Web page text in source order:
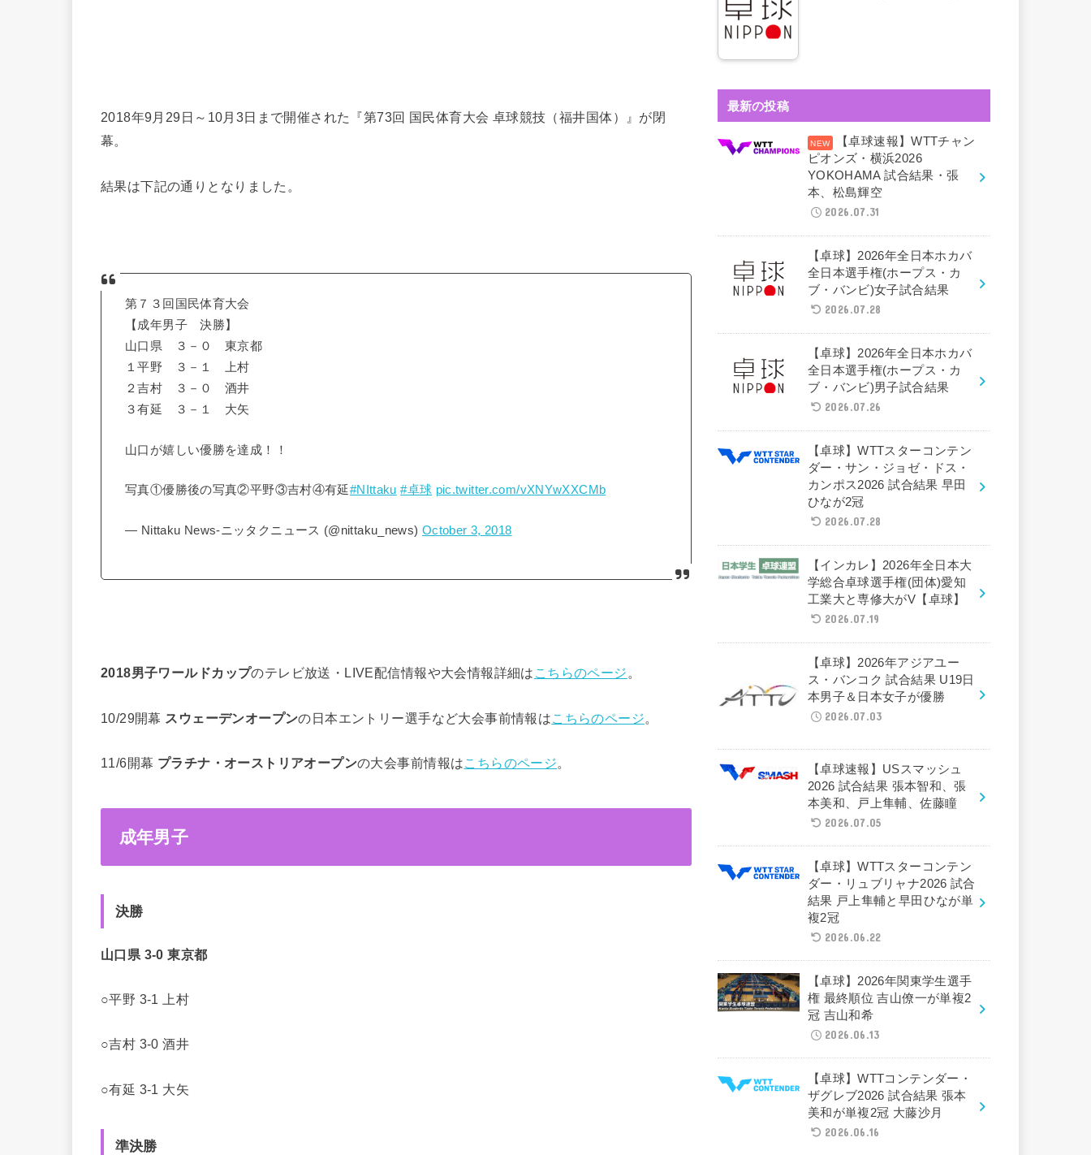
2018年9月29日～10月3日まで開催された『第73回 国民体育大会 卓球競技（福井国体）』が閉
幕。
結果は下記の通りとなりました。
第７３回国民体育大会
【成年男子 決勝】
山口県 ３－０ 東京都
１平野 ３－１ 上村
２吉村 ３－０ 酒井
３有延 ３－１ 大矢
山口が嬉しい優勝を達成！！
写真①優勝後の写真②平野③吉村④有延#NIttaku #卓球 pic.twitter.com/vXNYwXXCMb
— Nittaku News-ニッタクニュース (@nittaku_news) October 3, 2018
2018男子ワールドカップのテレビ放送・LIVE配信情報や大会情報詳細は こちらのページ 。
10/29開幕 スウェーデンオープンの日本エントリー選手など大会事前情報はこちらのページ。
11/6開幕 プラチナ・オーストリアオープンの大会事前情報はこちらのページ。
成年男子
決勝
山口県 3-0 東京都
○平野 3-1 上村
○吉村 3-0 酒井
○有延 3-1 大矢
準決勝
最新の投稿
【卓球速報】WTTチャン
ピオンズ・横浜2026
YOKOHAMA 試合結果・張
本、松島輝空
2026.07.31
【卓球】2026年全日本ホカバ
全日本選手権(ホープス・カ
ブ・バンビ)女子試合結果
2026.07.28
【卓球】2026年全日本ホカバ
全日本選手権(ホープス・カ
ブ・バンビ)男子試合結果
2026.07.26
【卓球】WTTスターコンテン
ダー・サン・ジョゼ・ドス・
カンポス2026 試合結果 早田
ひなが2冠
2026.07.28
【インカレ】2026年全日本大
学総合卓球選手権(団体)愛知
工業大と専修大がV【卓球】
2026.07.19
【卓球】2026年アジアユー
ス・バンコク 試合結果 U19日
本男子＆日本女子が優勝
2026.07.03
【卓球速報】USスマッシュ
2026 試合結果 張本智和、張
本美和、戸上隼輔、佐藤瞳
2026.07.05
【卓球】WTTスターコンテン
ダー・リュブリャナ2026 試合
結果 戸上隼輔と早田ひなが単
複2冠
2026.06.22
【卓球】2026年関東学生選手
権 最終順位 吉山僚一が単複2
冠 吉山和希
2026.06.13
【卓球】WTTコンテンダー・
ザグレブ2026 試合結果 張本
美和が単複2冠 大藤沙月
2026.06.16